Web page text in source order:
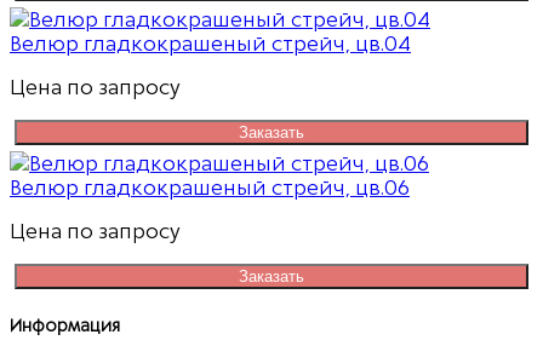
Велюр гладкокрашеный стрейч, цв.04
Цена по запросу
Заказать
Велюр гладкокрашеный стрейч, цв.06
Цена по запросу
Заказать
Информация